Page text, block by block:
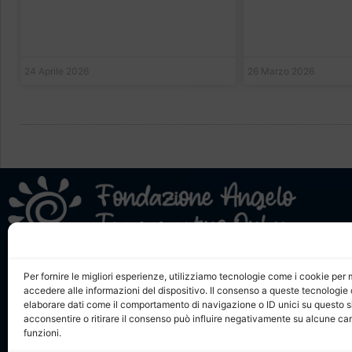
Per fornire le migliori esperienze, utilizziamo tecnologie come i cookie per
accedere alle informazioni del dispositivo. Il consenso a queste tecnologie
elaborare dati come il comportamento di navigazione o ID unici su questo
acconsentire o ritirare il consenso può influire negativamente su alcune
funzioni.
24 Aprile 2026 26 Marzo 2026
Piazza Angelo Frammartino, 4 c/o Comune di
Monterotondo – 00015 Monterotondo (RM)
Telefono: (+39) 06 90 62 70 98 – (+39) 06 90 62 21 76